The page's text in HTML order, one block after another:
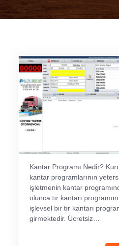
Kantar Programı Nedir?
kantar programlarının
işletmenin kantar
olunca tır kantarı
işlevsel bir tır kantarı
girmektedir. Ücretsiz…